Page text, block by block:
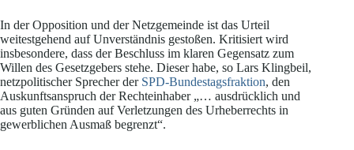
In der Opposition und der Netzgemeinde ist das Urteil
weitestgehend auf Unverständnis gestoßen. Kritisiert wird
insbesondere, dass der Beschluss im klaren Gegensatz zum
Willen des Gesetzgebers stehe. Dieser habe, so Lars Klingbeil,
netzpolitischer Sprecher derSPD-Bundestagsfraktion, den
Auskunftsanspruch der Rechteinhaber „… ausdrücklich und
aus guten Gründen auf Verletzungen des Urheberrechts in
gewerblichen Ausmaß begrenzt“.